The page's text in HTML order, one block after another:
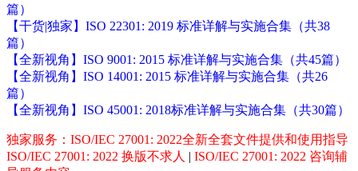
篇）
【干货|独家】ISO 22301: 2019 标准详解与实施合集（共38
篇）
【全新视角】ISO 9001: 2015 标准详解与实施合集（共45篇）
【全新视角】ISO 14001: 2015 标准详解与实施合集（共26
篇）
【全新视角】ISO 45001: 2018标准详解与实施合集（共30篇）
独家服务：ISO/IEC 27001: 2022全新全套文件提供和使用指导
ISO/IEC 27001: 2022 换版不求人 | ISO/IEC 27001: 2022 咨询辅